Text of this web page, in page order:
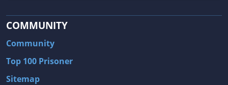
COMMUNITY
Community
Top 100 Prisoner
Sitemap